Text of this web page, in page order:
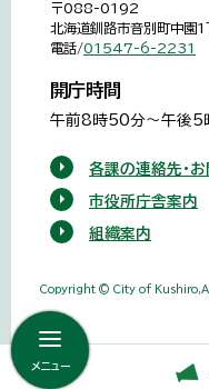
メニュー
〒088-0192
北海道釧路市音別町中園
電話/01547-6-2231
開庁時間
午前8時50分～午後5
各課の連絡先・
市役所庁舎案内
組織案内
Copyright © City of